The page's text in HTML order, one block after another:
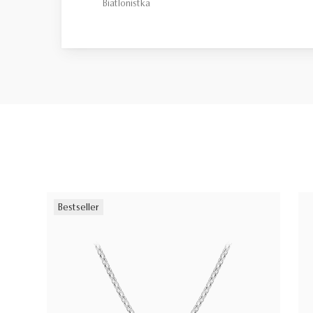
Biatlonistka
Bestseller